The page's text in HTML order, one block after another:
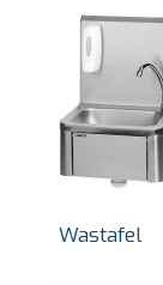
Wastafel